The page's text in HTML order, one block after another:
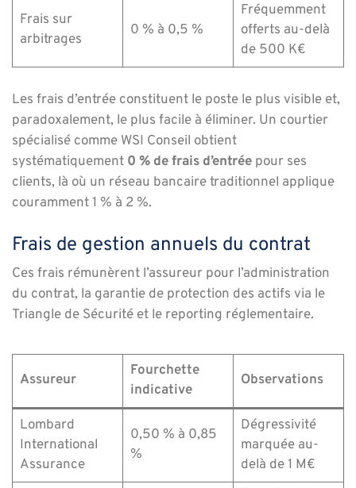
Frais sur
arbitrages
0 % à 0,5 %
Fréquemment
offerts au-delà
de 500 K€
Les frais d’entrée constituent le poste le plus visible et,
paradoxalement, le plus facile à éliminer. Un courtier
spécialisé comme WSI Conseil obtient
systématiquement 0 % de frais d’entrée pour ses
clients, là où un réseau bancaire traditionnel applique
couramment 1 % à 2 %.
Frais de gestion annuels du contrat
Ces frais rémunèrent l’assureur pour l’administration
du contrat, la garantie de protection des actifs via le
Triangle de Sécurité et le reporting réglementaire.
Assureur
Fourchette
indicative
Observations
Lombard
International
Assurance
0,50 % à 0,85
%
Dégressivité
marquée au-
delà de 1 M€